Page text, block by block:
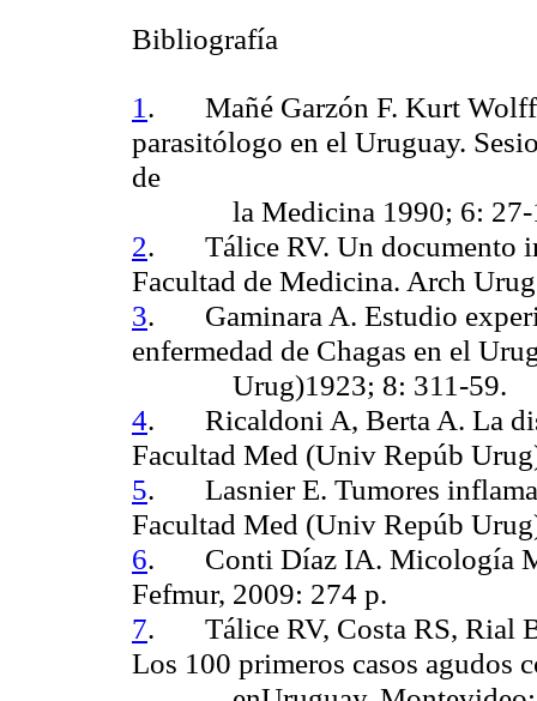
Bibliografía
1 . Mañé Garzón F. Kurt
parasitólogo en el Uruguay.
de
la Medicina 1990; 6:
2. Tálice RV. Un documento
Facultad de Medicina. Arch Urug
3. Gaminara A. Estudio
enfermedad de Chagas en el
Urug)1923; 8: 311-59.
4. Ricaldoni A, Berta A. La
Facultad Med (Univ Repúb Urug
5. LasnierE. Tumores
Facultad Med (Univ Repúb Urug
6. Conti Díaz IA. Micología
Fefmur, 2009: 274 p.
7.
Tálice RV, Costa RS, Rial
Los 100 primeros casos agudos